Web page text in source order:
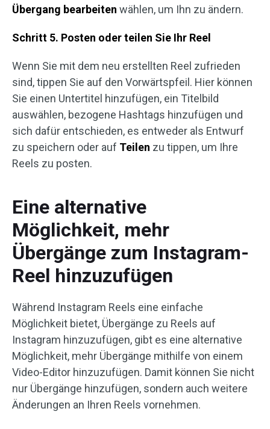
Übergang bearbeiten wählen, um Ihn zu ändern.
Schritt 5. Posten oder teilen Sie Ihr Reel
Wenn Sie mit dem neu erstellten Reel zufrieden
sind, tippen Sie auf den Vorwärtspfeil. Hier können
Sie einen Untertitel hinzufügen, ein Titelbild
auswählen, bezogene Hashtags hinzufügen und
sich dafür entschieden, es entweder als Entwurf
zu speichern oder auf Teilen zu tippen, um Ihre
Reels zu posten.
Eine alternative
Möglichkeit, mehr
Übergänge zum Instagram-
Reel hinzuzufügen
Während Instagram Reels eine einfache
Möglichkeit bietet, Übergänge zu Reels auf
Instagram hinzuzufügen, gibt es eine alternative
Möglichkeit, mehr Übergänge mithilfe von einem
Video-Editor hinzuzufügen. Damit können Sie nicht
nur Übergänge hinzufügen, sondern auch weitere
Änderungen an Ihren Reels vornehmen.